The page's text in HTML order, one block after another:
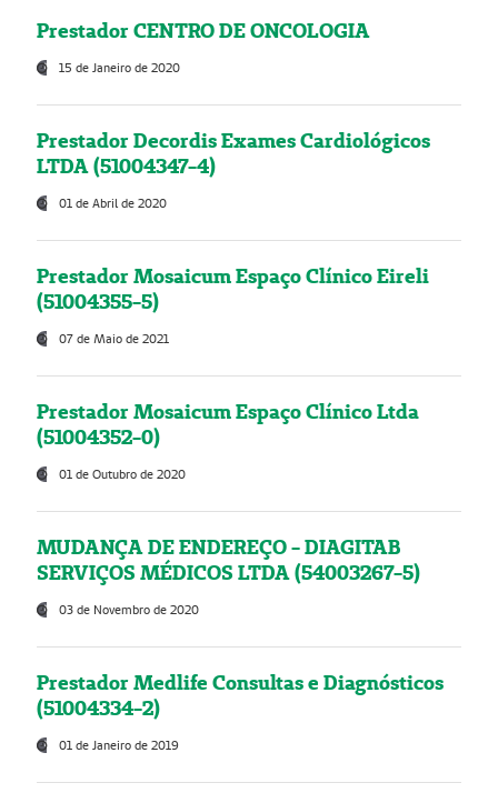
Prestador CENTRO DE ONCOLOGIA
15 de Janeiro de 2020
Prestador Decordis Exames Cardiológicos
LTDA (51004347-4)
01 de Abril de 2020
Prestador Mosaicum Espaço Clínico Eireli
(51004355-5)
07 de Maio de 2021
Prestador Mosaicum Espaço Clínico Ltda
(51004352-0)
01 de Outubro de 2020
MUDANÇA DE ENDEREÇO - DIAGITAB
SERVIÇOS MÉDICOS LTDA (54003267-5)
03 de Novembro de 2020
Prestador Medlife Consultas e Diagnósticos
(51004334-2)
01 de Janeiro de 2019